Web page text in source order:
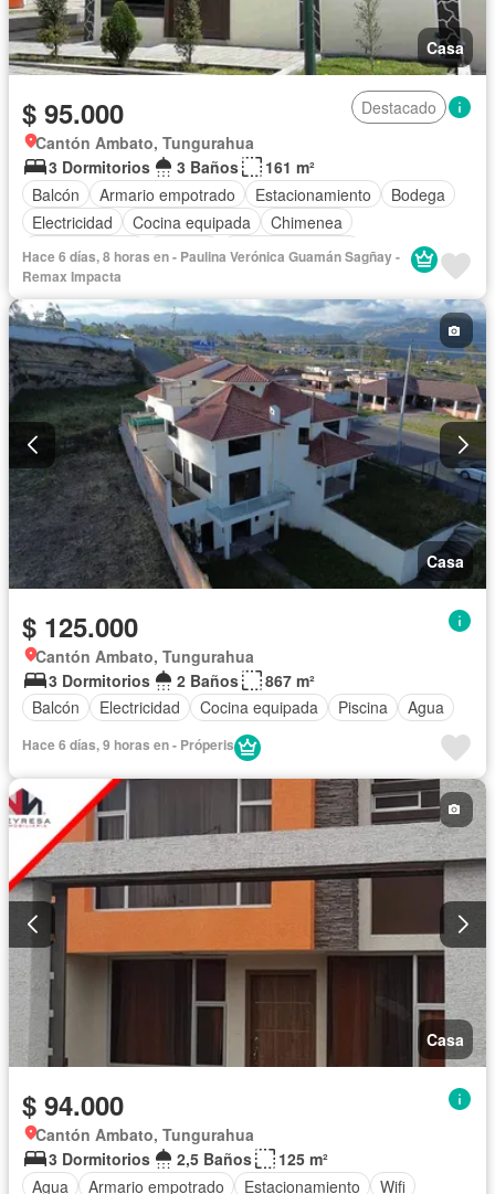
Casa
$ 95.000
Destacado
Cantón Ambato, Tungurahua
3 Dormitorios
3 Baños
161 m²
Balcón
Armario empotrado Estacionamiento
Bodega
Electricidad
Cocina equipada
Chimenea
Cocina integral
Internet
Vista panorámica
Cuarto de servicio
Área para niños
Jardín Biblioteca
Garita de guardianía
Seguridad
Hace 6 días, 8 horas en - Paulina Verónica Guamán Sagñay -
Remax Impacta
Casa
$ 125.000
Cantón Ambato, Tungurahua
3 Dormitorios
2 Baños
867 m²
Balcón
Electricidad Cocina equipada Piscina Agua
Hace 6 días, 9 horas en - Próperis
Casa
$ 94.000
Cantón Ambato, Tungurahua
3 Dormitorios
2,5 Baños
125 m²
Agua
Armario empotrado Estacionamiento Wifi